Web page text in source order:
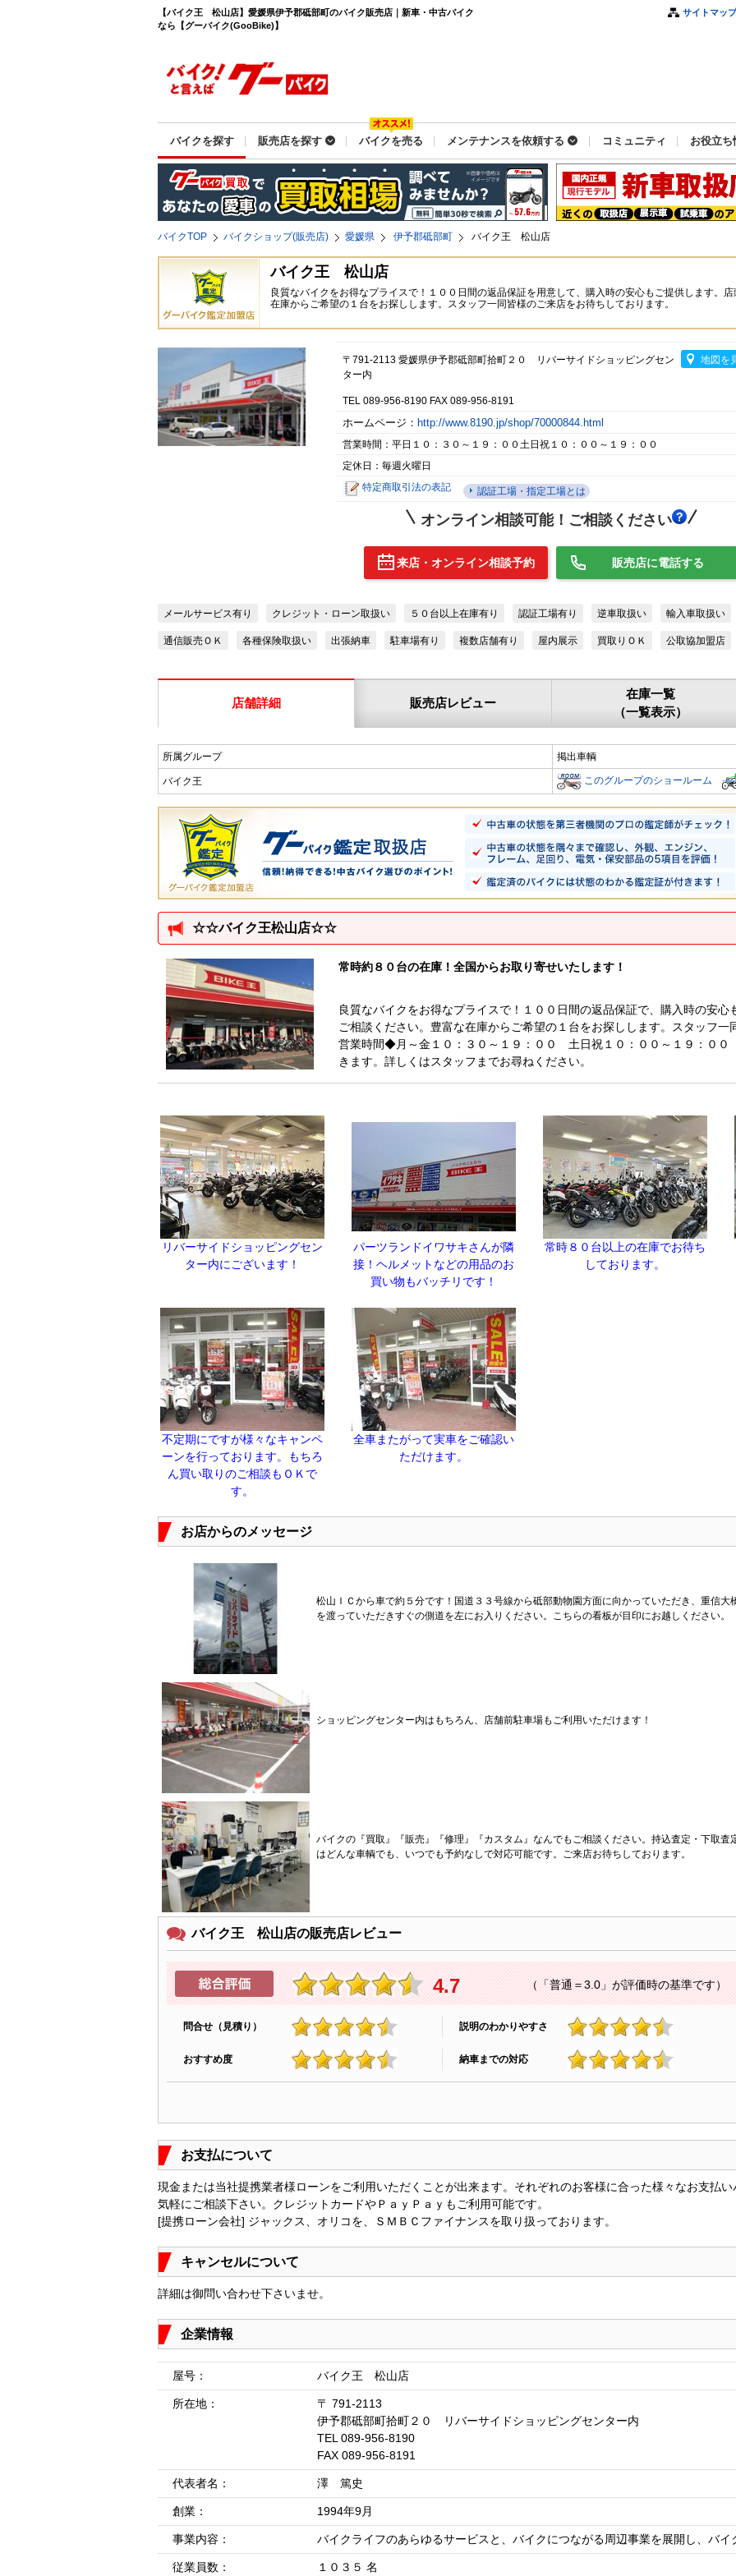
【バイク王 松山店】愛媛県伊予郡砥部町のバイク販売店｜新車・中古バイク
なら【グーバイク(GooBike)】
サイトマップ
バイクを探す 販売店を探す バイクを売る メンテナンスを依頼する コミュニティ お役立ち
バイクTOP バイクショップ(販売店) 愛媛県 伊予郡砥部町 バイク王 松山店
バイク王 松山店
良質なバイクをお得なプライスで！１００日間の返品保証を用意して、購入時の安心もご提供します。
在庫からご希望の１台をお探しします。スタッフ一同皆様のご来店をお待ちしております。
〒791-2113 愛媛県伊予郡砥部町拾町２０ リバーサイドショッピングセン
ター内
地図を
TEL 089-956-8190 FAX 089-956-8191
ホームページ： http://www.8190.jp/shop/70000844.html
営業時間：平日１０：３０～１９：００土日祝１０：００～１９：００
定休日：毎週火曜日
特定商取引法の表記
認証工場・指定工場とは
オンライン相談可能！ご相談ください
来店・オンライン相談予約 販売店に電話する
メールサービス有り クレジット・ローン取扱い ５０台以上在庫有り 認証工場有り 逆車取扱い 輸入車取扱い
通信販売ＯＫ 各種保険取扱い 出張納車 駐車場有り 複数店舗有り 屋内展示 買取りＯＫ 公取協加盟店
店舗詳細 販売店レビュー
在庫一覧
（一覧表示）
所属グループ 掲出車輌
バイク王 このグループのショールーム
☆☆バイク王松山店☆☆
常時約８０台の在庫！全国からお取り寄せいたします！
良質なバイクをお得なプライスで！１００日間の返品保証で、購入時の安
ご相談ください。豊富な在庫からご希望の１台をお探しします。スタッフ
営業時間◆月～金１０：３０～１９：００ 土日祝１０：００～１９：
きます。詳しくはスタッフまでお尋ねください。
リバーサイドショッピングセン
ター内にございます！
パーツランドイワサキさんが隣
接！ヘルメットなどの用品のお
買い物もバッチリです！
常時８０台以上の在庫でお待ち
しております。
不定期にですが様々なキャンペ
ーンを行っております。もちろ
ん買い取りのご相談もＯＫで
す。
全車またがって実車をご確認い
ただけます。
お店からのメッセージ
松山ＩＣから車で約５分です！国道３３号線から砥部動物園方面に向かっていただき、重信大
を渡っていただきすぐの側道を左にお入りください。こちらの看板が目印にお越しください。
ショッピングセンター内はもちろん、店舗前駐車場もご利用いただけます！
バイクの『買取』『販売』『修理』『カスタム』なんでもご相談ください。持込査定・下取査
はどんな車輌でも、いつでも予約なしで対応可能です。ご来店お待ちしております。
バイク王 松山店の販売店レビュー
4.7 （「普通＝3.0」が評価時の基準です）
問合せ（見積り）
4.7
説明のわかりやすさ
4.7
おすすめ度
4.6
納車までの対応
4.7
お支払について
現金または当社提携業者様ローンをご利用いただくことが出来ます。それぞれのお客様に合った様々なお支払
気軽にご相談下さい。クレジットカードやＰａｙＰａｙもご利用可能です。
[提携ローン会社] ジャックス、オリコを、ＳＭＢＣファイナンスを取り扱っております。
キャンセルについて
詳細は御問い合わせ下さいませ。
企業情報
屋号： バイク王 松山店
所在地：
〒 791-2113
伊予郡砥部町拾町２０ リバーサイドショッピングセンター内
TEL 089-956-8190
FAX 089-956-8191
代表者名： 澤 篤史
創業： 1994年9月
事業内容： バイクライフのあらゆるサービスと、バイクにつながる周辺事業を展開し、バ
従業員数： １０３５ 名